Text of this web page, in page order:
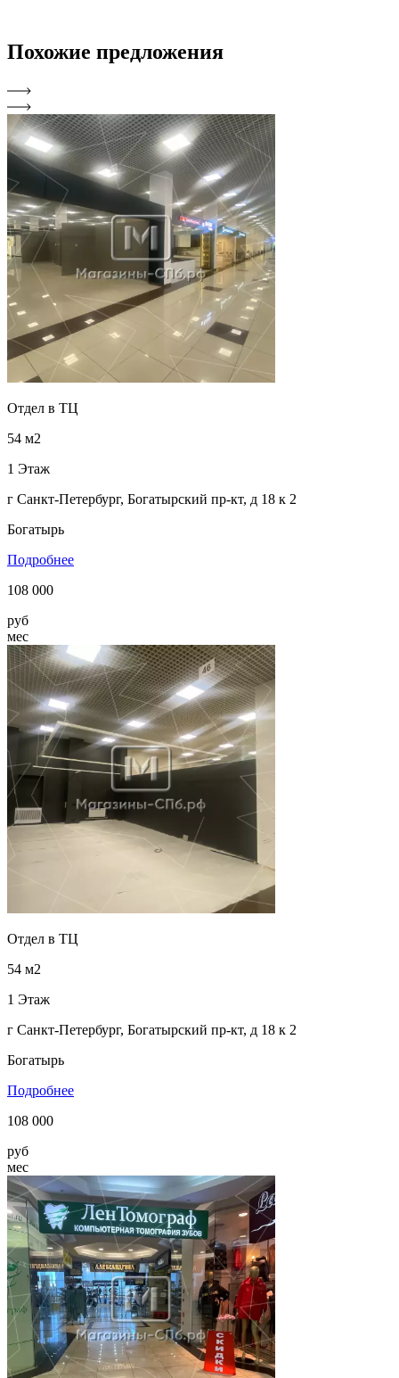
Похожие предложения
Отдел в ТЦ
54 м2
1 Этаж
г Санкт-Петербург, Богатырский пр-кт, д 18 к 2
Богатырь
Подробнее
108 000
руб
мес
Отдел в ТЦ
54 м2
1 Этаж
г Санкт-Петербург, Богатырский пр-кт, д 18 к 2
Богатырь
Подробнее
108 000
руб
мес